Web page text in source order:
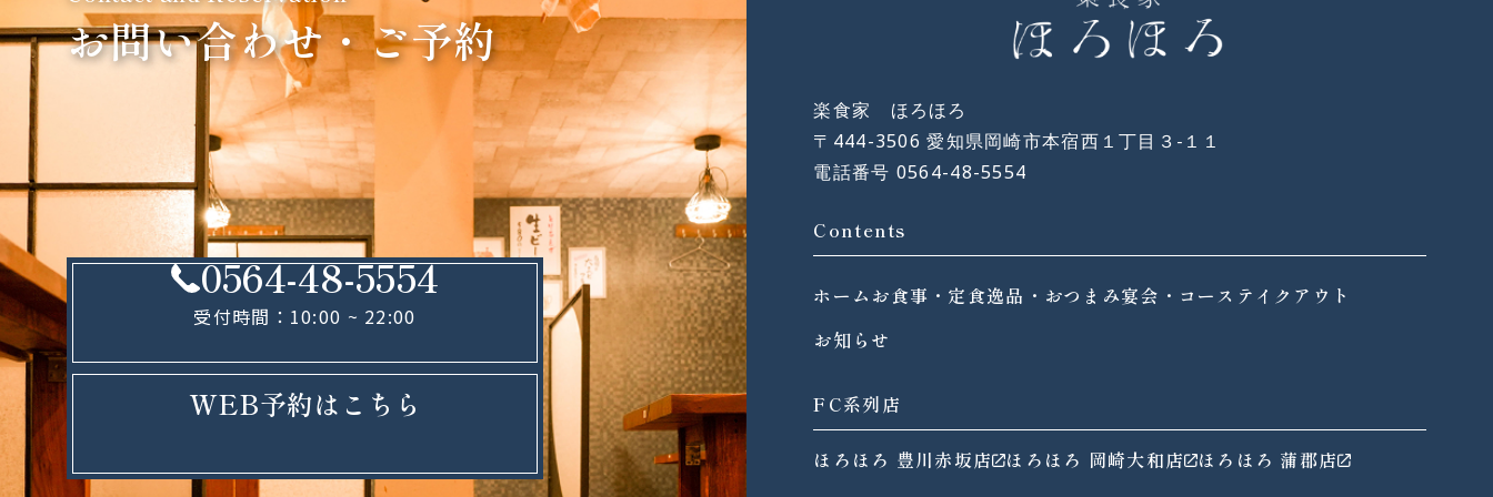
お問い合わせ・ご予約
0564-48-5554
受付時間：10:00 ~ 22:00
WEB予約はこちら
楽食家 ほろほろ
〒444-3506愛知県岡崎市本宿西１丁目３−１１
電話番号 0564-48-5554
Contents
ホーム お食事・定食逸品・おつまみ宴会・コース テイクアウト
お知らせ
FC系列店
ほろほろ 豊川赤坂店 ほろほろ 岡崎大和店 ほろほろ 蒲郡店